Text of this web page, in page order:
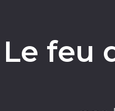
Le feu